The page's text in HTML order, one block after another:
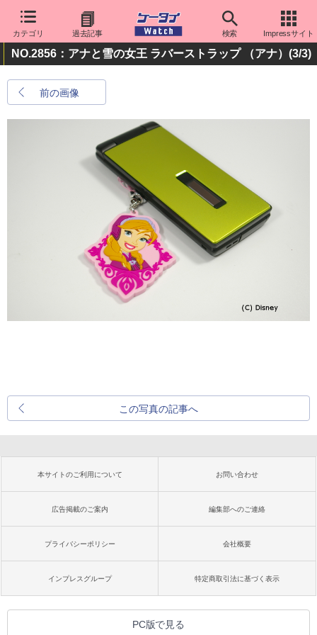
カテゴリ 過去記事 検索 Impressサイト
NO.2856：アナと雪の女王 ラバーストラップ （アナ） (3/3)
前の画像
この写真の記事へ
本サイトのご利用について お問い合わせ
広告掲載のご案内 編集部へのご連絡
プライバシーポリシー 会社概要
インプレスグループ 特定商取引法に基づく表示
PC版で見る